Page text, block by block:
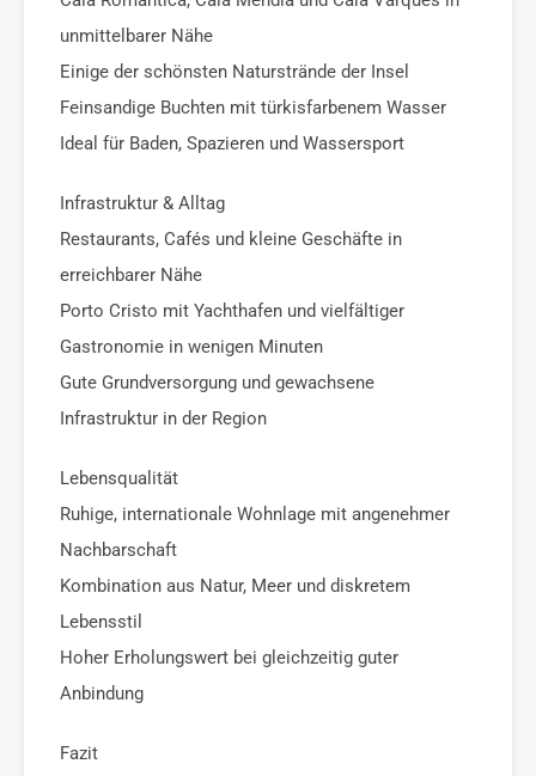
unmittelbarer Nähe
Einige der schönsten Naturstrände der Insel
Feinsandige Buchten mit türkisfarbenem Wasser
Ideal für Baden, Spazieren und Wassersport
Infrastruktur & Alltag
Restaurants, Cafés und kleine Geschäfte in
erreichbarer Nähe
Porto Cristo mit Yachthafen und vielfältiger
Gastronomie in wenigen Minuten
Gute Grundversorgung und gewachsene
Infrastruktur in der Region
Lebensqualität
Ruhige, internationale Wohnlage mit angenehmer
Nachbarschaft
Kombination aus Natur, Meer und diskretem
Lebensstil
Hoher Erholungswert bei gleichzeitig guter
Anbindung
Fazit